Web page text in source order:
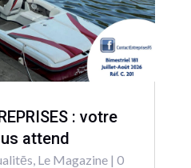
: votre
attend
Le Magazine| 0